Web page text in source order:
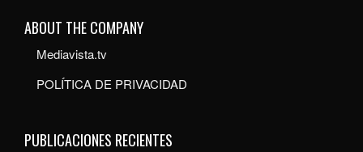
ABOUT THE COMPANY
Mediavista.tv
POLÍTICA DE PRIVACIDAD
PUBLICACIONES RECIENTES